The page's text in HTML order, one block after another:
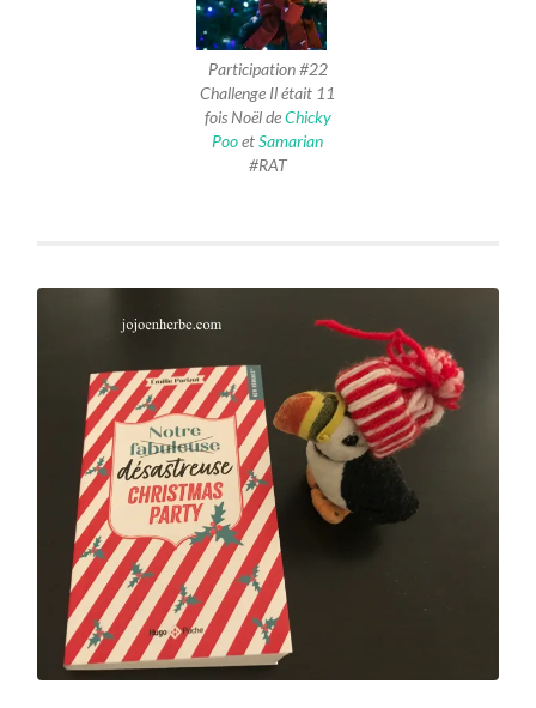
Participation #22
Challenge Il était 11
fois Noël deChicky
PooetSamarian
#RAT